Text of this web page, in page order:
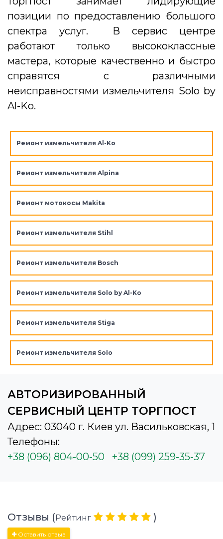
позиции по предоставлению большого
спектра услуг. В сервис центре
работают только высококлассные
мастера, которые качественно и быстро
справятся с различными
неисправностями измельчителя Solo by
Al-Ko.
Ремонт измельчителя Al-Ko
Ремонт измельчителя Alpina
Ремонт мотокосы Makita
Ремонт измельчителя Stihl
Ремонт измельчителя Bosch
Ремонт измельчителя Solo by Al-Ko
Ремонт измельчителя Stiga
Ремонт измельчителя Solo
АВТОРИЗИРОВАННЫЙ
СЕРВИСНЫЙ ЦЕНТР ТОРГПОСТ
Адрес: 03040 г. Киев ул. Васильковская, 1
Телефоны:
+38 (096) 804-00-50
+38 (099) 259-35-37
Отзывы ( Рейтинг )
Оставить отзыв